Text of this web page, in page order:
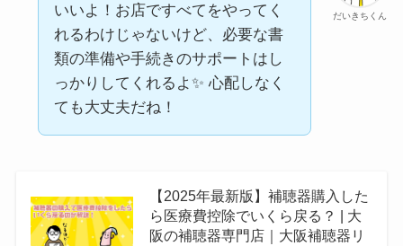
だいきちくん
いいよ！お店ですべてをやってく
れるわけじゃないけど、必要な書
類の準備や手続きのサポートはし
っかりしてくれるよ✨ 心配しなく
ても大丈夫だね！
【2025年最新版】補聴器購入した
ら医療費控除でいくら戻る？ | 大
阪の補聴器専門店｜大阪補聴器リ